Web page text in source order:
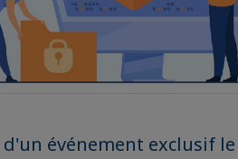
événement exclusif